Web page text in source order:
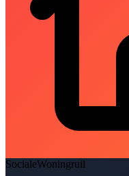
SocialeWoningruil